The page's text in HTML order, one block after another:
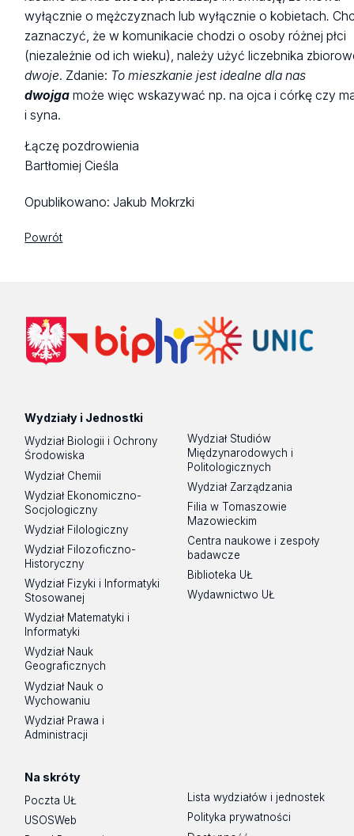
wyłącznie o mężczyznach lub wyłącznie o kobietach.
zaznaczyć, że w komunikacie chodzi o osoby różnej płci
(niezależnie od ich wieku), należy użyć liczebnika
dwoje. Zdanie: To mieszkanie jest idealne dla nas
dwojgamoże więc wskazywać np. na ojca i córkę czy
i syna.
Łączę pozdrowienia
Bartłomiej Cieśla
Opublikowano:Jakub Mokrzki
Powrót
Wydziały i Jednostki
Wydział Biologii i Ochrony
Środowiska
Wydział Chemii
Wydział Ekonomiczno-
Socjologiczny
Wydział Filologiczny
Wydział Filozoficzno-
Historyczny
Wydział Fizyki i Informatyki
Stosowanej
Wydział Matematyki i
Informatyki
Wydział Nauk
Geograficznych
Wydział Nauk o
Wychowaniu
Wydział Prawa i
Administracji
Wydział Studiów
Międzynarodowych i
Politologicznych
Wydział Zarządzania
Filia w Tomaszowie
Mazowieckim
Centra naukowe i zespoły
badawcze
Biblioteka UŁ
Wydawnictwo UŁ
Na skróty
Poczta UŁ
USOSWeb
Lista wydziałów i jednostek
Polityka prywatności